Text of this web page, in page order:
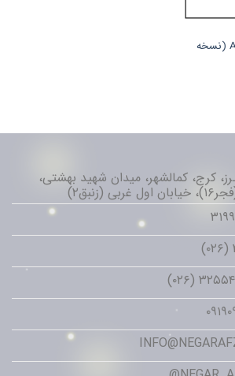
برد آموزشی پیشرفته AVR (نسخه
کرج، کمالشهر، میدان شهید بهشتی،
(زنبق۲)